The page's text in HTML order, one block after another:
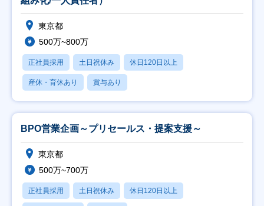
東京都
500万~800万
正社員採用 土日祝休み 休日120日以上
産休・育休あり 賞与あり
BPO営業企画～プリセールス・提案支援～
東京都
500万~700万
正社員採用 土日祝休み 休日120日以上